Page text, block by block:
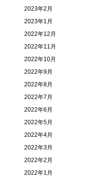
2023年2月
2023年1月
2022年12月
2022年11月
2022年10月
2022年9月
2022年8月
2022年7月
2022年6月
2022年5月
2022年4月
2022年3月
2022年2月
2022年1月